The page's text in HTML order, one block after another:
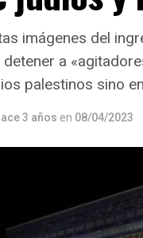
imágenes del
a
palestinos sino
3 años en 08/04/2023